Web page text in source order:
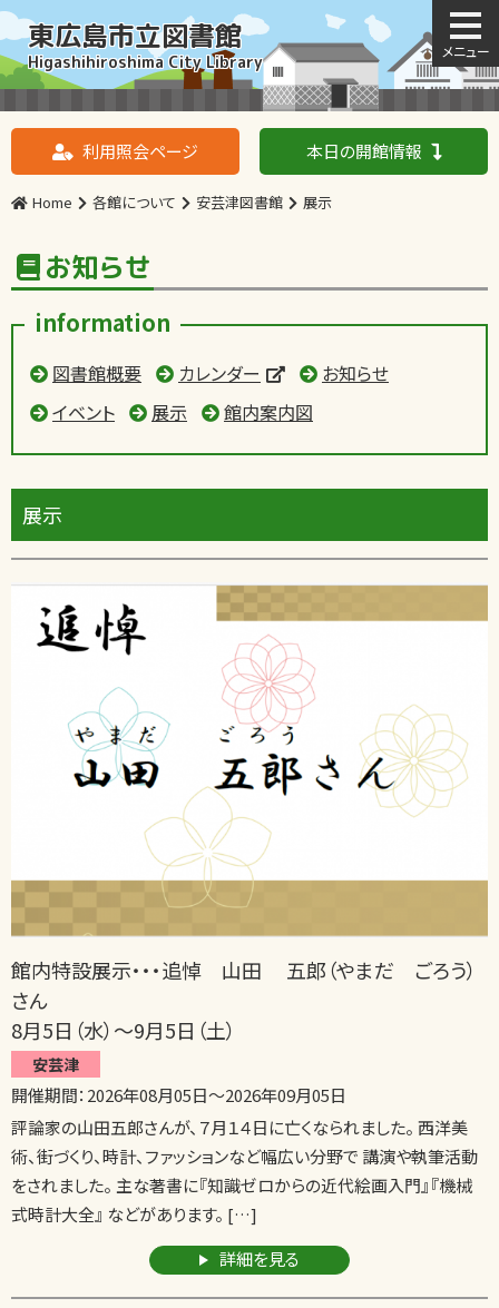
東広島市立図書館
Higashihiroshima City Library
利用照会ページ 本日の開館情報
Home 各館について 安芸津図書館 展示
お知らせ
information
図書館概要 カレンダー
お知らせ
イベント
展示 館内案内図
展示
館内特設展示・・・追悼 山田 五郎（やまだ ごろう）
さん
8月5日（水）～9月5日（土）
安芸津
開催期間： 2026年08月05日～2026年09月05日
評論家の山田五郎さんが、７月１４日に亡くなられました。 西洋美
術、街づくり、時計、ファッションなど幅広い分野で 講演や執筆活動
をされました。 主な著書に『知識ゼロからの近代絵画入門』『機械
式時計大全』 などがあります。 […]
詳細を見る